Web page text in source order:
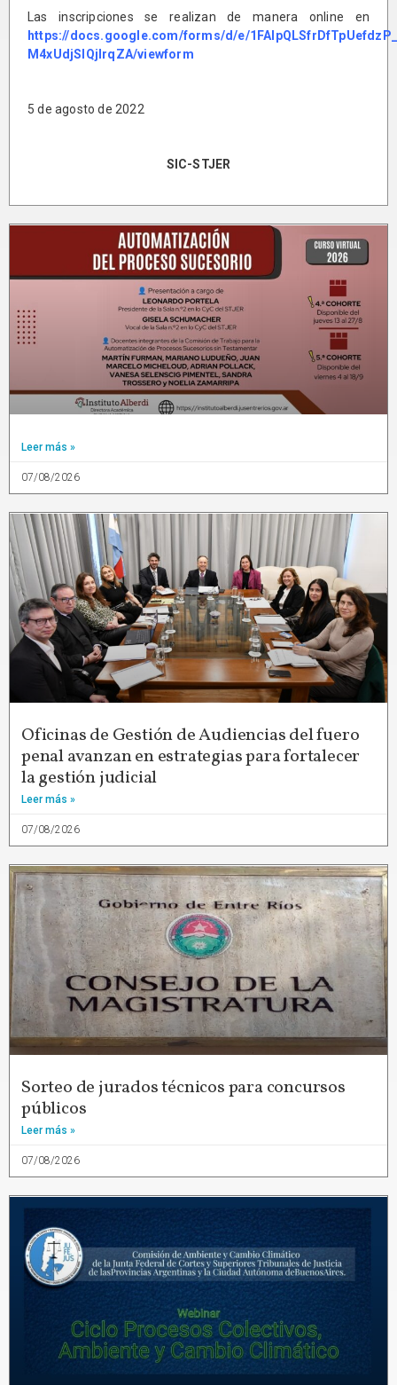
Las inscripciones se realizan de manera online en
https://docs.google.com/forms/d/e/
M4xUdjSIQjlrqZA/viewform
5 de agosto de 2022
SIC-STJER
Leer más »
07/08/2026
Oficinas de Gestión de Audiencias del fuero
penal avanzan en estrategias para fortalecer
la gestión judicial
Leer más »
07/08/2026
Sorteo de jurados técnicos para concursos
públicos
Leer más »
07/08/2026